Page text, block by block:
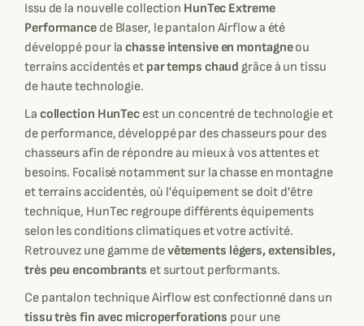
Issu de la nouvelle collection HunTec Extreme
Performancede Blaser, le pantalon Airflow a été
développé pour lachasse intensive en montagneou
terrains accidentés et par temps chaud grâce à un tissu
de haute technologie.
La collection HunTec est un concentré de technologie et
de performance, développé par des chasseurs pour des
chasseurs afin de répondre au mieux à vos attentes et
besoins. Focalisé notamment sur la chasse en montagne
et terrains accidentés, où l'équipement se doit d'être
technique, HunTec regroupe différents équipements
selon les conditions climatiques et votre activité.
Retrouvez une gamme devêtements légers, extensibles,
très peu encombrants et surtout performants.
Ce pantalon technique Airflow est confectionné dans un
tissu très fin avec microperforations pour une